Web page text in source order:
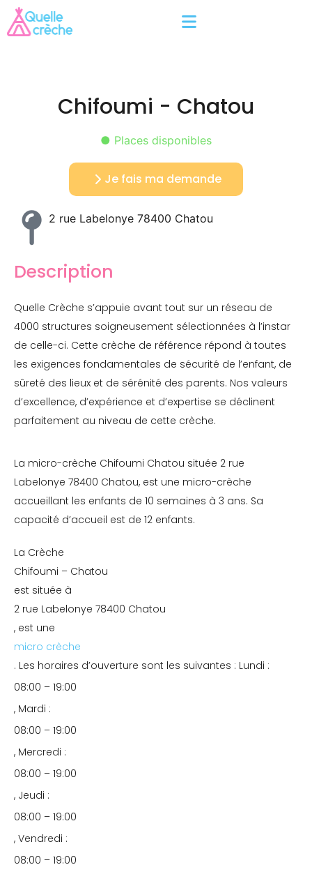
Chifoumi - Chatou
● Places disponibles
Je fais ma demande
2 rue Labelonye 78400 Chatou
Description
Quelle Crèche s’appuie avant tout sur un réseau de
4000 structures soigneusement sélectionnées à l’instar
de celle-ci. Cette crèche de référence répond à toutes
les exigences fondamentales de sécurité de l’enfant, de
sûreté des lieux et de sérénité des parents. Nos valeurs
d’excellence, d’expérience et d’expertise se déclinent
parfaitement au niveau de cette crèche.
La micro-crèche Chifoumi Chatou située 2 rue
Labelonye 78400 Chatou, est une micro-crèche
accueillant les enfants de 10 semaines à 3 ans. Sa
capacité d’accueil est de 12 enfants.
La Crèche
Chifoumi – Chatou
est située à
2 rue Labelonye 78400 Chatou
, est une
micro crèche
. Les horaires d’ouverture sont les suivantes : Lundi :
08:00 – 19:00
, Mardi :
08:00 – 19:00
, Mercredi :
08:00 – 19:00
, Jeudi :
08:00 – 19:00
, Vendredi :
08:00 – 19:00